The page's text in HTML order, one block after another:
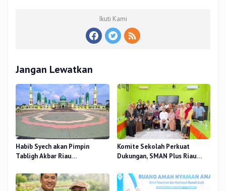
Ikuti Kami
Jangan Lewatkan
Habib Syech akan Pimpin
Tabligh Akbar Riau
Nur, Besok
Komite Sekolah Perkuat
Dukungan, SMAN Plus Riau
Pendidikan